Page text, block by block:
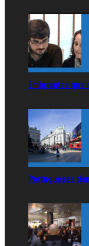
Emigrantes que
Portugueses